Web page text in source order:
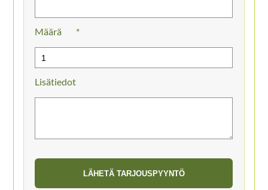
Määrä
Lisätiedot